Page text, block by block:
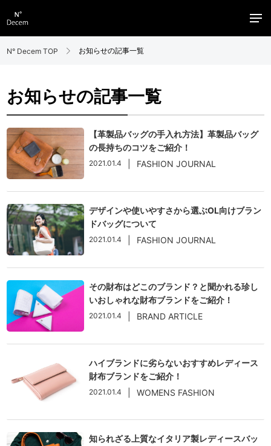
N° Decem TOP お知らせの記事一覧
お知らせの記事一覧
【革製品バッグの手入れ方法】革製品バッグ
の長持ちのコツをご紹介！
2021.01.4 FASHION JOURNAL
デザインや使いやすさから選ぶOL向けブラン
ドバッグについて
2021.01.4 FASHION JOURNAL
その財布はどこのブランド？と聞かれる珍し
いおしゃれな財布ブランドをご紹介！
2021.01.4 BRAND ARTICLE
ハイブランドに劣らないおすすめレディース
財布ブランドをご紹介！
2021.01.4 WOMENS FASHION
知られざる上質なイタリア製レディースバッ